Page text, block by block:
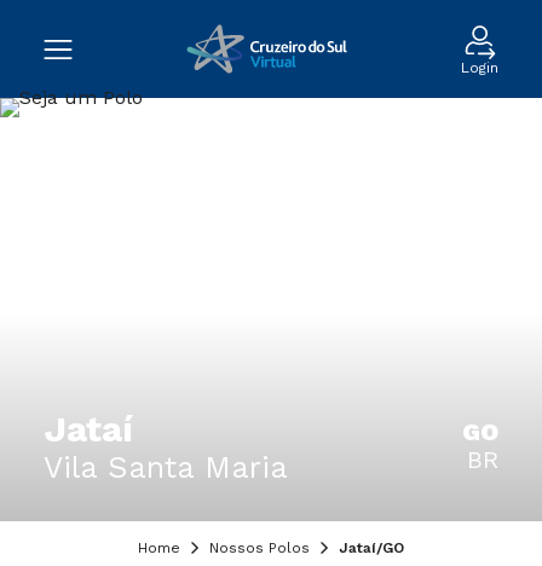
Login
Jataí
Vila Santa Maria
GO
BR
Home Nossos Polos Jataí/GO